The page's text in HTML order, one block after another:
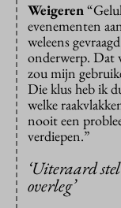
Weigeren
evenementen
weleens
onderwerp. Dat
zou mijn
Die klus heb ik
welke
nooit een
verdiepen.”
‘Uiteraard
overleg’